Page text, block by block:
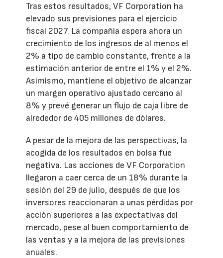
Tras estos resultados, VF Corporation ha
elevado sus previsiones para el ejercicio
fiscal 2027. La compañía espera ahora un
crecimiento de los ingresos de al menos el
2% a tipo de cambio constante, frente a la
estimación anterior de entre el 1% y el 2%.
Asimismo, mantiene el objetivo de alcanzar
un margen operativo ajustado cercano al
8% y prevé generar un flujo de caja libre de
alrededor de 405 millones de dólares.
A pesar de la mejora de las perspectivas, la
acogida de los resultados en bolsa fue
negativa. Las acciones de VF Corporation
llegaron a caer cerca de un 18% durante la
sesión del 29 de julio, después de que los
inversores reaccionaran a unas pérdidas por
acción superiores a las expectativas del
mercado, pese al buen comportamiento de
las ventas y a la mejora de las previsiones
anuales.